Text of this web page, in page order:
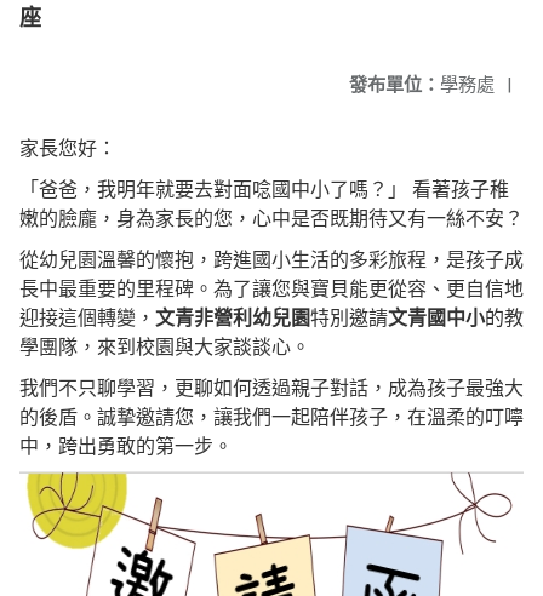
座
發布單位： 學務處 |
家長您好：
「爸爸，我明年就要去對面唸國中小了嗎？」 看著孩子稚
嫩的臉龐，身為家長的您，心中是否既期待又有一絲不安？
從幼兒園溫馨的懷抱，跨進國小生活的多彩旅程，是孩子成
長中最重要的里程碑。為了讓您與寶貝能更從容、更自信地
迎接這個轉變， 文青非營利幼兒園特別邀請文青國中小的教
學團隊，來到校園與大家談談心。
我們不只聊學習，更聊如何透過親子對話，成為孩子最強大
的後盾。誠摯邀請您，讓我們一起陪伴孩子，在溫柔的叮嚀
中，跨出勇敢的第一步。